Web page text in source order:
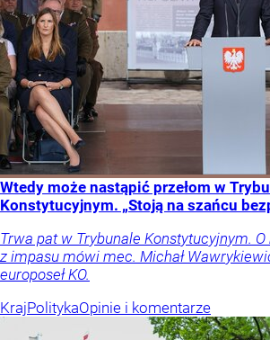
Wtedy może nastąpić przełom w
Konstytucyjnym. „Stoją na szańcu
Trwa pat w Trybunale Konstytucyjnym.
z impasu mówi mec. Michał
europoseł KO.
KrajPolitykaOpinie i komentarze